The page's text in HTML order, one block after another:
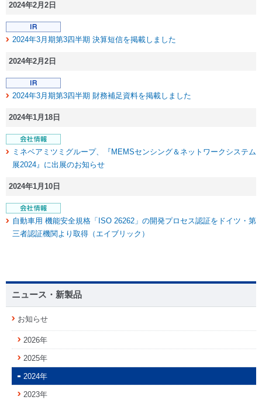
2024年2月2日
2024年3月期第3四半期 決算短信を掲載しました
2024年2月2日
2024年3月期第3四半期 財務補足資料を掲載しました
2024年1月18日
ミネベアミツミグループ、『MEMSセンシング＆ネットワークシステム
展2024』に出展のお知らせ
2024年1月10日
自動車用 機能安全規格「ISO 26262」の開発プロセス認証をドイツ・第
三者認証機関より取得（エイブリック）
ニュース・新製品
お知らせ
2026年
2025年
2024年
2023年